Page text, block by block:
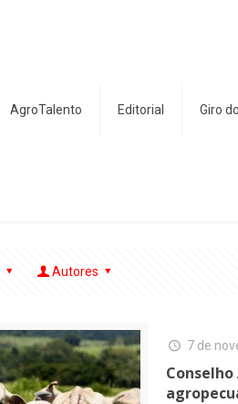
AgroTalento Editorial Giro
Autores
7 de